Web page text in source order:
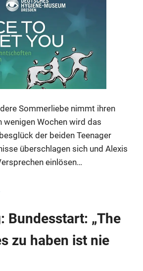
Anzeige
Anzeige
Sommerliebe nimmt ihren
wenigen Wochen wird das
der beiden Teenager
überschlagen sich und Alexis
einlösen…
Bundesstart: „The
zu haben ist nie